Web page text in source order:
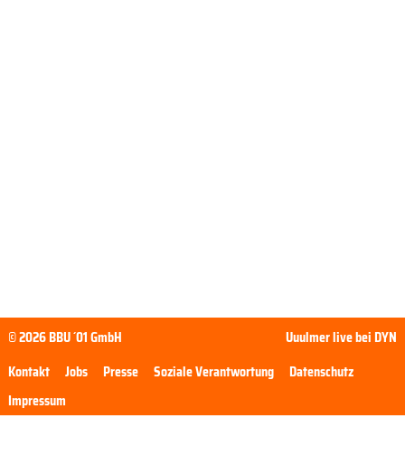
© 2026 BBU ´01 GmbH
Uuulmer live bei DYN
Kontakt
Jobs Presse Soziale Verantwortung
Datenschutz
Impressum